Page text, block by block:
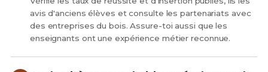
avis d'anciens élèves et consulte les partenariats avec
des entreprises du bois. Assure-toi aussi que les
enseignants ont une expérience métier reconnue.